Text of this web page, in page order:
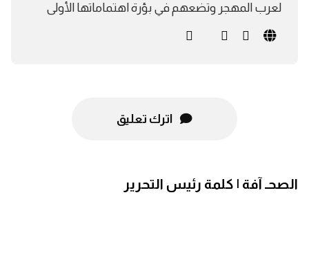
لعرب المهجر وتضعهم في بؤرة اهتماماتها الأولى
اترك تعليق
الصحـ آفة | كلمة رئيس التحرير